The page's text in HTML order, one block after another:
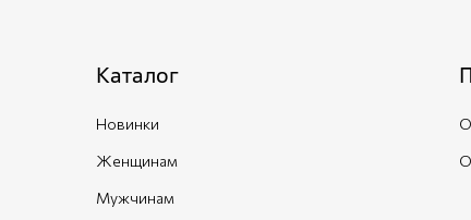
Каталог
Новинки
Женщинам
Мужчинам